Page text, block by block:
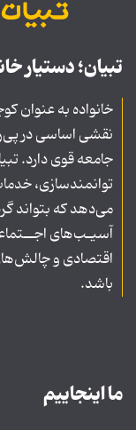
تبیان؛ دستیار
خانواده به عنوان
نقشی اساسی در
جامعه قوی دارد.
توانمندسازی،
می‌دهد که بتواند
آسیـب‌های
اقتصادی و
باشد.
ما اینجاییم